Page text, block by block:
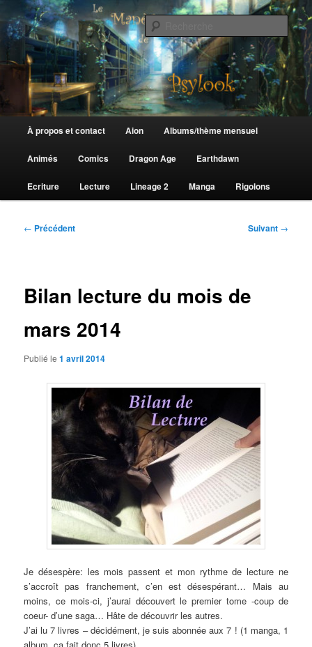
au
contenu
principalLe Manège de Psylook
principal
À propos et contact Aion Albums/thème mensuel
Animés Comics Dragon Age Earthdawn
Ecriture Lecture Lineage 2 Manga Rigolons
Navigation
← Précédent Suivant →
Bilan lecture du mois de
mars 2014
Publié le1 avril 2014
Je désespère: les mois passent et mon rythme de lecture ne
s’accroît pas franchement, c’en est désespérant… Mais au
moins, ce mois-ci, j’aurai découvert le premier tome -coup de
coeur- d’une saga… Hâte de découvrir les autres.
J’ai lu 7 livres – décidément, je suis abonnée aux 7 ! (1 manga, 1